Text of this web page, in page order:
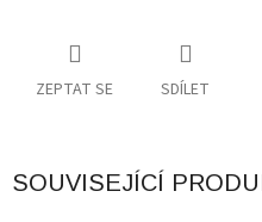
ZEPTAT SE SDÍLET
SOUVISEJÍCÍ